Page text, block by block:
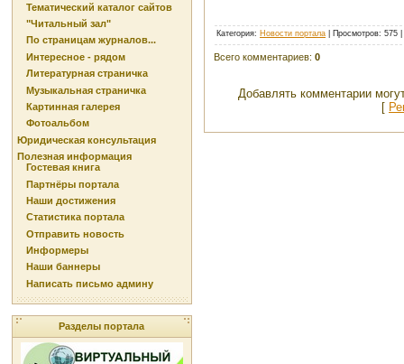
Тематический каталог сайтов
"Читальный зал"
По страницам журналов...
Интересное - рядом
Литературная страничка
Музыкальная страничка
Картинная галерея
Фотоальбом
Юридическая консультация
Полезная информация
Гостевая книга
Партнёры портала
Наши достижения
Статистика портала
Отправить новость
Информеры
Наши баннеры
Написать письмо админу
Разделы портала
Категория: Новости портала Просмотров: 575 |
Всего комментариев: 0
Добавлять комментарии
[